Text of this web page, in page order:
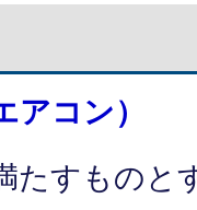
アコン）
たすものと